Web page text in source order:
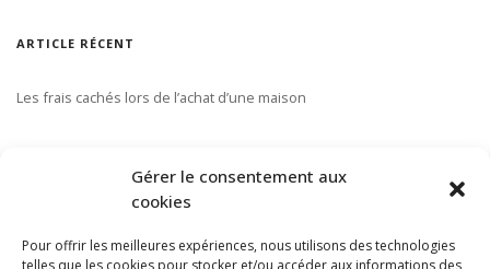
Gérer le consentement aux
cookies
Pour offrir les meilleures expériences, nous utilisons des technologies
telles que les cookies pour stocker et/ou accéder aux informations des
ARTICLE RÉCENT
Les frais cachés lors de l’achat d’une maison